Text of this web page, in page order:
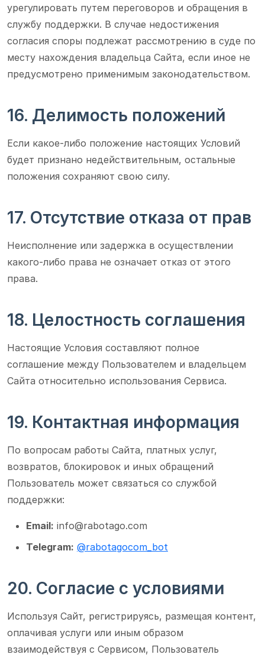
урегулировать путем переговоров и обращения в
службу поддержки. В случае недостижения
согласия споры подлежат рассмотрению в суде по
месту нахождения владельца Сайта, если иное не
предусмотрено применимым законодательством.
16. Делимость положений
Если какое-либо положение настоящих Условий
будет признано недействительным, остальные
положения сохраняют свою силу.
17. Отсутствие отказа от прав
Неисполнение или задержка в осуществлении
какого-либо права не означает отказ от этого
права.
18. Целостность соглашения
Настоящие Условия составляют полное
соглашение между Пользователем и владельцем
Сайта относительно использования Сервиса.
19. Контактная информация
По вопросам работы Сайта, платных услуг,
возвратов, блокировок и иных обращений
Пользователь может связаться со службой
поддержки:
Email: info@rabotago.com
Telegram: @rabotagocom_bot
20. Согласие с условиями
Используя Сайт, регистрируясь, размещая контент,
оплачивая услуги или иным образом
взаимодействуя с Сервисом, Пользователь